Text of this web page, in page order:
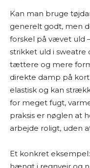
Kan man bruge
generelt godt, men
forskel på vævet uld
strikket uld i sweatre
tættere og mere
direkte damp på
elastisk og kan
for meget fugt,
praksis er nøglen at
arbejde roligt, uden
Et konkret